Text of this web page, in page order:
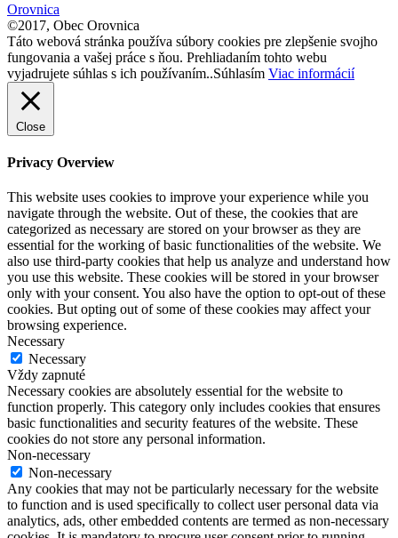
Orovnica
©2017, Obec Orovnica
Táto webová stránka používa súbory cookies pre zlepšenie svojho
fungovania a vašej práce s ňou. Prehliadaním tohto webu
vyjadrujete súhlas s ich používaním..Súhlasím Viac informácií
Close
Privacy Overview
This website uses cookies to improve your experience while you
navigate through the website. Out of these, the cookies that are
categorized as necessary are stored on your browser as they are
essential for the working of basic functionalities of the website. We
also use third-party cookies that help us analyze and understand how
you use this website. These cookies will be stored in your browser
only with your consent. You also have the option to opt-out of these
cookies. But opting out of some of these cookies may affect your
browsing experience.
Necessary
Necessary
Vždy zapnuté
Necessary cookies are absolutely essential for the website to
function properly. This category only includes cookies that ensures
basic functionalities and security features of the website. These
cookies do not store any personal information.
Non-necessary
Non-necessary
Any cookies that may not be particularly necessary for the website
to function and is used specifically to collect user personal data via
analytics, ads, other embedded contents are termed as non-necessary